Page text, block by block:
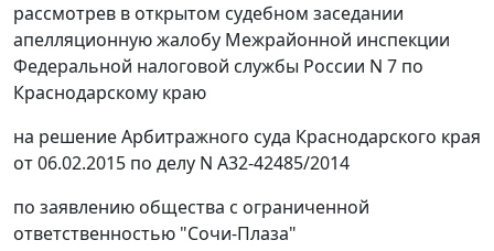
рассмотрев в открытом судебном заседании
апелляционную жалобу Межрайонной инспекции
Федеральной налоговой службы России N 7 по
Краснодарскому краю
на решение Арбитражного суда Краснодарского края
от 06.02.2015 по делу N А32-42485/2014
по заявлению общества с ограниченной
ответственностью "Сочи-Плаза"